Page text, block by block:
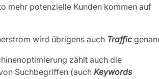
mehr potenzielle Kunden kommen auf
wird übrigens auch Traffic
zählt auch die
Suchbegriffen (auch Keywords